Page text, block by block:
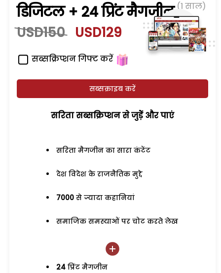
डिजिटल + 24 प्रिंट मैगजीन (1 साल)
USD150 USD129
सब्सक्रिप्शन गिफ्ट करें
सब्सक्राइब करें
सरिता सब्सक्रिप्शन से जुड़ेें और पाएं
सरिता मैगजीन का सारा कंटेंट
देश विदेश के राजनैतिक मुद्दे
7000 से ज्यादा कहानियां
समाजिक समस्याओं पर चोट करते लेख
24 प्रिंट मैगजीन